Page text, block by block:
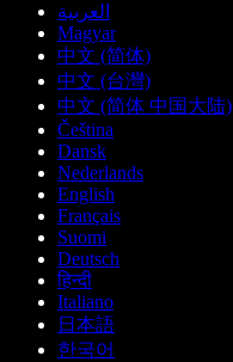
العربية
Magyar
中文 (简体)
中文 (台灣)
中文 (简体 中国大陆)
Čeština
Dansk
Nederlands
English
Français
Suomi
Deutsch
हिन्दी
Italiano
日本語
한국어